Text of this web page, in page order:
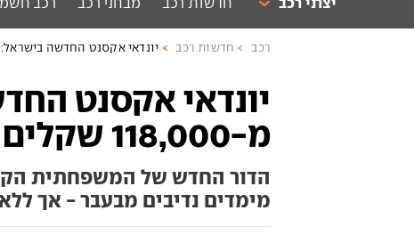
רכב חדשות רכב יונדאי אקסנט החדשה בישראל: מ-118,000
יונדאי אקסנט
מ-118,000 שקלים
מימדים נדיבים מבעבר - אך